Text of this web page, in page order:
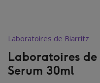
Juuksed
Tervis
Laboratoires de Biarritz
Laboratoires
Serum 30ml